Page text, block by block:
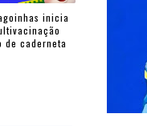
inicia
de caderneta